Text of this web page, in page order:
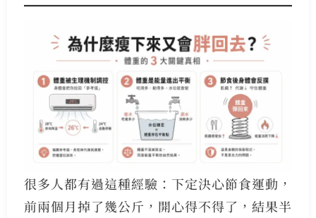
很多人都有過這種經驗：下定決心節食運動，
前兩個月掉了幾公斤，開心得不得了，結果半